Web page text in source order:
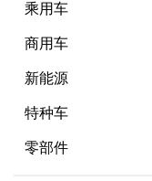
乘用车
商用车
新能源
特种车
零部件